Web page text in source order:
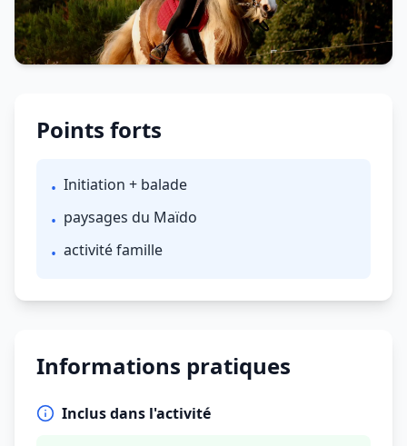
Points forts
• Initiation + balade
• paysages du Maïdo
• activité famille
Informations pratiques
Inclus dans l'activité